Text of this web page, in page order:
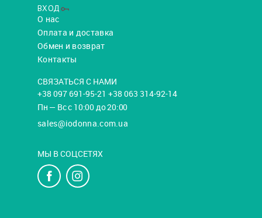
ВХОД
О нас
Оплата и доставка
Обмен и возврат
Контакты
СВЯЗАТЬСЯ С НАМИ
+38 097 691-95-21 +38 063 314-92-14
Пн — Вс с 10:00 до 20:00
sales@iodonna.com.ua
МЫ В СОЦСЕТЯХ